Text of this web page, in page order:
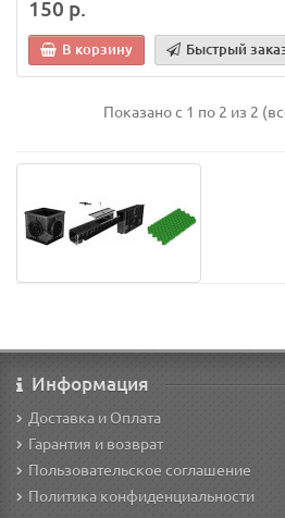
150 р.
В корзину Быстрый
Показано с 1 по 2 из 2
Информация
Доставка и Оплата
Гарантия и возврат
Пользовательское соглашение
Политика конфиденциальности